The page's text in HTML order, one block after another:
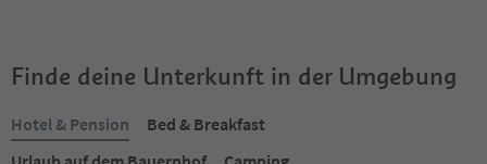
Finde deine Unterkunft in der Umgebung
Hotel & Pension
Bed & Breakfast